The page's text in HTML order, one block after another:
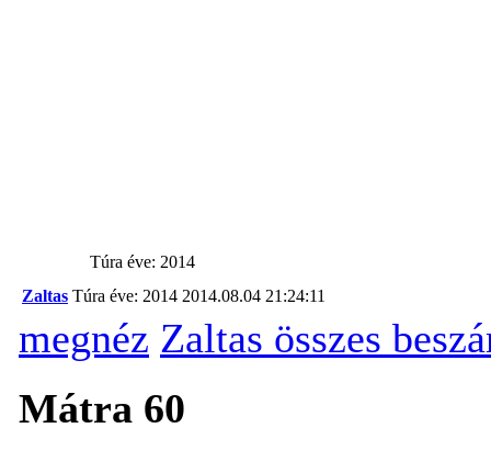
Túra éve: 2014
Zaltas Túra éve: 2014 2014.08.04 21:24:11
megnéz Zaltas összes
Mátra 60